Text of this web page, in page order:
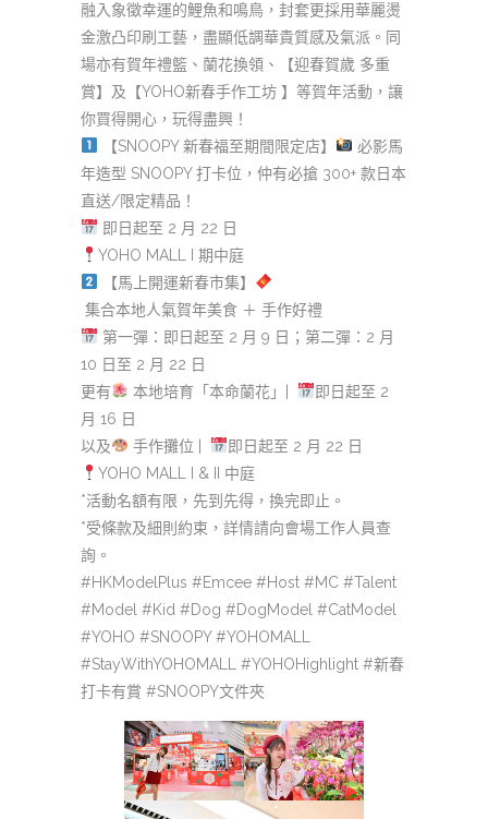
融入象徵幸運的鯉魚和鳴鳥，封套更採用華麗燙
金激凸印刷工藝，盡顯低調華貴質感及氣派。同
場亦有賀年禮籃、蘭花換領、【迎春賀歲 多重
賞】及【YOHO新春手作工坊 】等賀年活動，讓
你買得開心，玩得盡興！
【SNOOPY 新春福至期間限定店】
必影馬
年造型 SNOOPY 打卡位，仲有必搶 300+ 款日本
直送/限定精品！
即日起至 2 月 22 日
YOHO MALL I 期中庭
【馬上開運新春市集】
集合本地人氣賀年美食 ＋ 手作好禮
第一彈：即日起至 2 月 9 日；第二彈：2 月
10 日至 2 月 22 日
更有
本地培育「本命蘭花」|
即日起至 2
月 16 日
以及
手作攤位 |
即日起至 2 月 22 日
YOHO MALL I & II 中庭
*活動名額有限，先到先得，換完即止。
*受條款及細則約束，詳情請向會場工作人員查
詢。
#HKModelPlus #Emcee #Host #MC #Talent
#Model #Kid #Dog #DogModel #CatModel
#YOHO #SNOOPY #YOHOMALL
#StayWithYOHOMALL #YOHOHighlight #新春
打卡有賞 #SNOOPY文件夾